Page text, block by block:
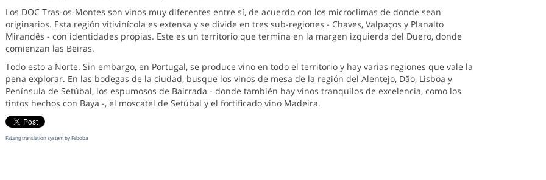
Los DOC Tras-os-Montes son vinos muy diferentes entre sí, de acuerdo con los microclimas de donde sean
originarios. Esta región vitivinícola es extensa y se divide en tres sub-regiones - Chaves, Valpaços y Planalto
Mirandês - con identidades propias. Este es un territorio que termina en la margen izquierda del Duero, donde
comienzan las Beiras.
Todo esto a Norte. Sin embargo, en Portugal, se produce vino en todo el territorio y hay varias regiones que vale la
pena explorar. En las bodegas de la ciudad, busque los vinos de mesa de la región del Alentejo, Dão, Lisboa y
Península de Setúbal, los espumosos de Bairrada - donde también hay vinos tranquilos de excelencia, como los
tintos hechos con Baya -, el moscatel de Setúbal y el fortificado vino Madeira.
FaLang translation system by Faboba